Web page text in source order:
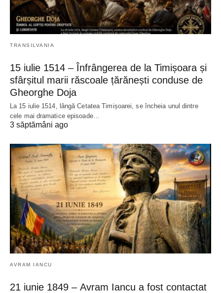
TRANSILVANIA
15 iulie 1514 – Înfrângerea de la Timișoara și
sfârșitul marii răscoale țărănești conduse de
Gheorghe Doja
La 15 iulie 1514, lângă Cetatea Timișoarei, se încheia unul dintre
cele mai dramatice episoade…
3 săptămâni ago
AVRAM IANCU
21 iunie 1849 – Avram Iancu a fost contactat